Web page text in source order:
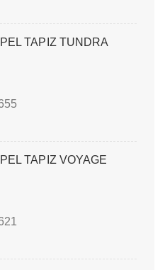
TAPIZ TUNDRA
TAPIZ VOYAGE